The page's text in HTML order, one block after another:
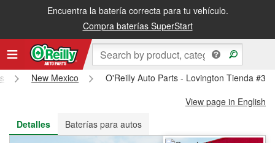
Encuentra la batería correcta para tu vehículo.
Compra baterías SuperStart
Recibe tu orden gratis al día siguiente o recógela en la tienda
New Mexico
O'Reilly Auto Parts - Lovington Tienda
View page in English
Detalles
Baterías para autos